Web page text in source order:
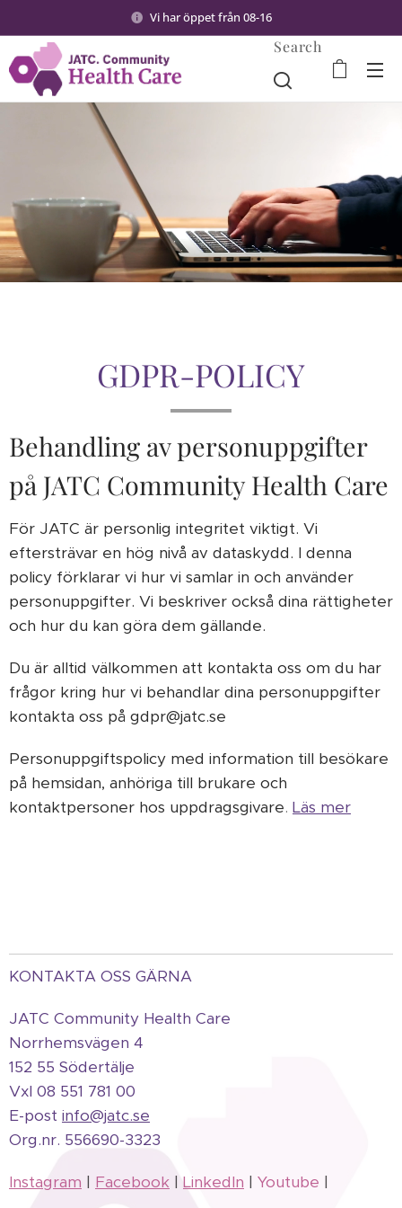
Vi har öppet från 08-16
Search
GDPR-POLICY
Behandling av personuppgifter
på JATC Community Health Care
För JATC är personlig integritet viktigt. Vi
eftersträvar en hög nivå av dataskydd. I denna
policy förklarar vi hur vi samlar in och använder
personuppgifter. Vi beskriver också dina rättigheter
och hur du kan göra dem gällande.
Du är alltid välkommen att kontakta oss om du har
frågor kring hur vi behandlar dina personuppgifter
kontakta oss på gdpr@jatc.se
Personuppgiftspolicy med information till besökare
på hemsidan, anhöriga till brukare och
kontaktpersoner hos uppdragsgivare. Läs mer
KONTAKTA OSS GÄRNA
JATC Community Health Care
Norrhemsvägen 4
152 55 Södertälje
Vxl 08 551 781 00
E-post info@jatc.se
Org.nr. 556690-3323
Instagram | Facebook | LinkedIn | Youtube |